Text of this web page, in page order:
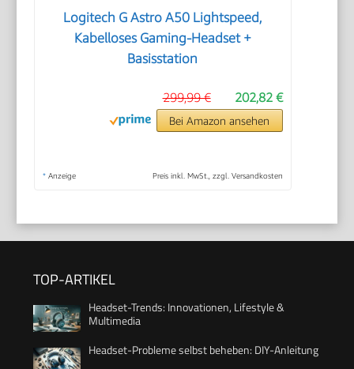
Logitech G Astro A50 Lightspeed,
Kabelloses Gaming-Headset +
Basisstation
202,82 €
299,99 €
Bei Amazon ansehen
* Anzeige Preis inkl. MwSt., zzgl. Versandkosten
TOP-ARTIKEL
Headset-Trends: Innovationen, Lifestyle &
Multimedia
Headset-Probleme selbst beheben: DIY-Anleitung